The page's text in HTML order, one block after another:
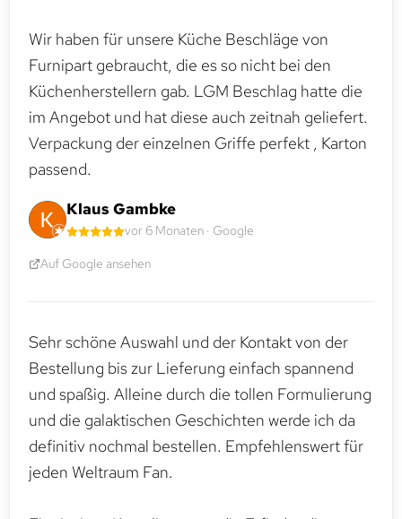
Wir haben für unsere Küche Beschläge von
Furnipart gebraucht, die es so nicht bei den
Küchenherstellern gab. LGM Beschlag hatte die
im Angebot und hat diese auch zeitnah geliefert.
Verpackung der einzelnen Griffe perfekt , Karton
passend.
Klaus Gambke
vor 6 Monaten · Google
Auf Google ansehen
Sehr schöne Auswahl und der Kontakt von der
Bestellung bis zur Lieferung einfach spannend
und spaßig. Alleine durch die tollen Formulierung
und die galaktischen Geschichten werde ich da
definitiv nochmal bestellen. Empfehlenswert für
jeden Weltraum Fan.